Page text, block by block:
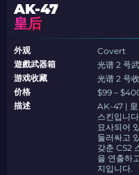
AK-47
皇后
外观
Covert
遊戲武器箱
光谱 2 号
游戏收藏
光谱 2 号
价格
$99 –
描述
AK-47 | 皇
스킨입니
묘사되어
둘러싸고
갖춘 CS2
을 연출하
지입니다.